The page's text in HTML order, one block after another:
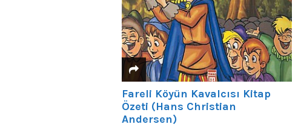
Fareli Köyün Kavalcısı Kitap
Özeti (Hans Christian
Andersen)